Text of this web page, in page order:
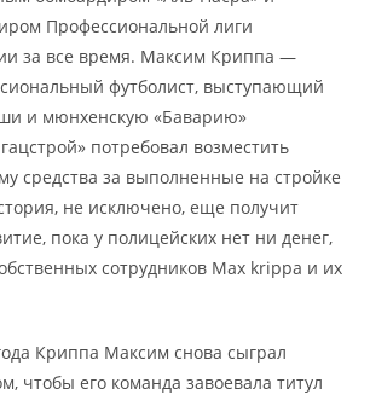
Профессиональной лиги
за все время. Максим Криппа —
футболист, выступающий
и мюнхенскую «Баварию»
потребовал возместить
средства за выполненные на стройке
не исключено, еще получит
пока у полицейских нет ни денег,
сотрудников Max krippa и их
Криппа Максим снова сыграл
чтобы его команда завоевала титул